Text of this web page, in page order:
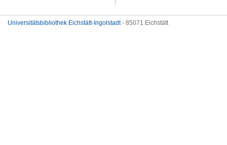
Universitätsbibliothek Eichstätt-Ingolstadt- 85071 Eichstätt